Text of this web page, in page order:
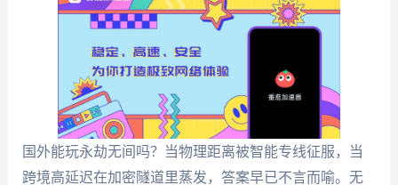
国外能玩永劫无间吗？当物理距离被智能专线征服，当
跨境高延迟在加密隧道里蒸发，答案早已不言而喻。无